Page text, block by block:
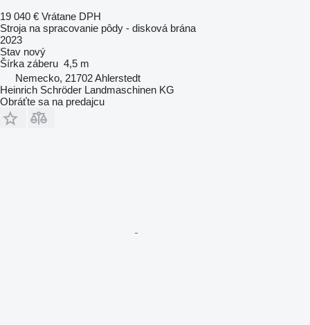
19 040 € Vrátane DPH
Stroja na spracovanie pôdy - disková brána
2023
Stav nový
Šírka záberu 4,5 m
Nemecko, 21702 Ahlerstedt
Heinrich Schröder Landmaschinen KG
Obráťte sa na predajcu